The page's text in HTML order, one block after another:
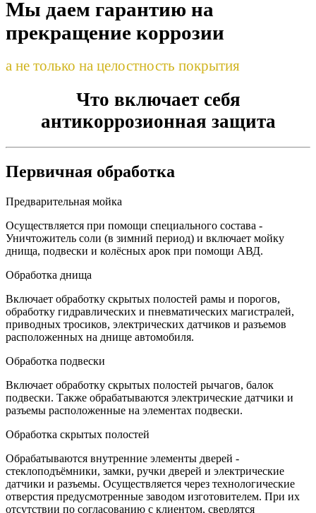
Мы даем гарантию на
прекращение коррозии
а не только на целостность покрытия
Что включает себя
антикоррозионная защита
Первичная обработка
Предварительная мойка
Осуществляется при помощи специального состава -
Уничтожитель соли (в зимний период) и включает мойку
днища, подвески и колёсных арок при помощи АВД.
Обработка днища
Включает обработку скрытых полостей рамы и порогов,
обработку гидравлических и пневматических магистралей,
приводных тросиков, электрических датчиков и разъемов
расположенных на днище автомобиля.
Обработка подвески
Включает обработку скрытых полостей рычагов, балок
подвески. Также обрабатываются электрические датчики и
разъемы расположенные на элементах подвески.
Обработка скрытых полостей
Обрабатываются внутренние элементы дверей -
стеклоподъёмники, замки, ручки дверей и электрические
датчики и разъемы. Осуществляется через технологические
отверстия предусмотренные заводом изготовителем. При их
отсутствии по согласованию с клиентом, сверлятся